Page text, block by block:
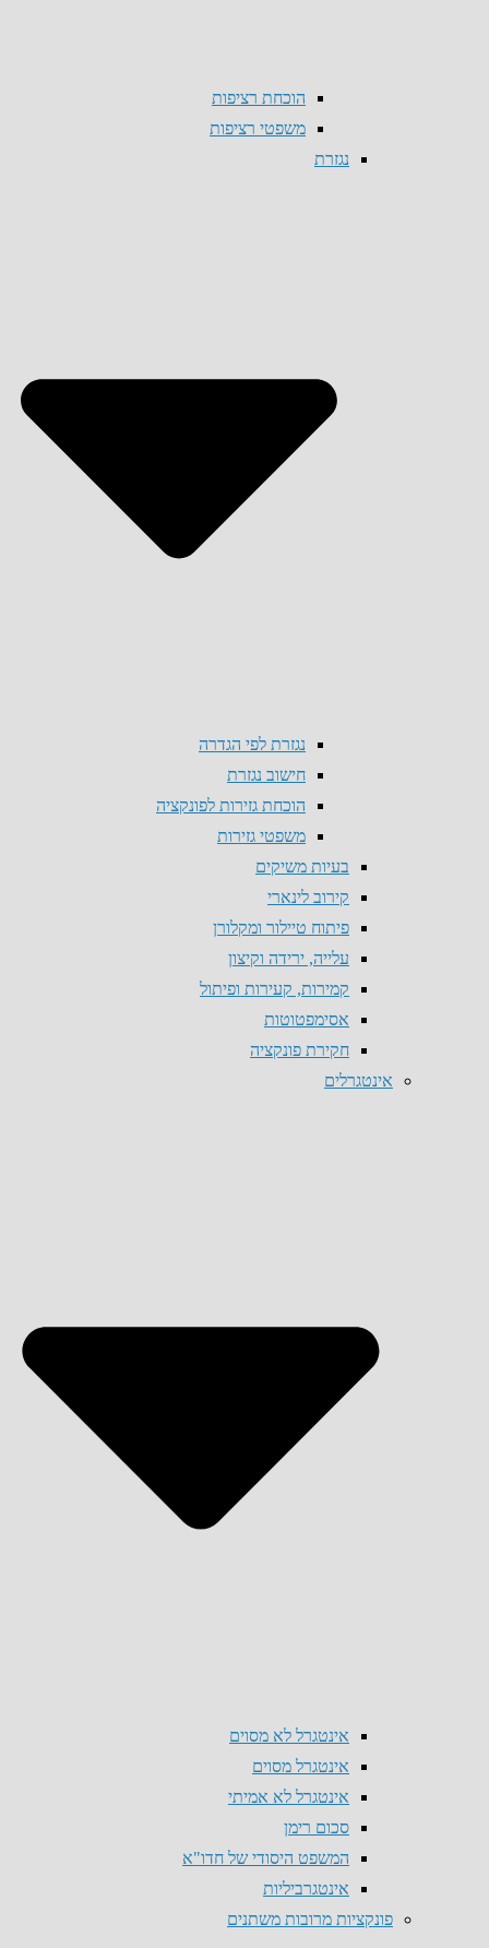
הוכחת רציפות
משפטי רציפות
נגזרת
נגזרת לפי הגדרה
חישוב נגזרת
הוכחת גזירות לפונקציה
משפטי גזירות
בעיות משיקים
קירוב לינארי
פיתוח טיילור ומקלורן
עלייה, ירידה וקיצון
קמירות, קעירות ופיתול
אסימפטוטות
חקירת פונקציה
אינטגרלים
אינטגרל לא מסוים
אינטגרל מסוים
אינטגרל לא אמיתי
סכום רימן
המשפט היסודי של חדו"א
אינטגרביליות
פונקציות מרובות משתנים